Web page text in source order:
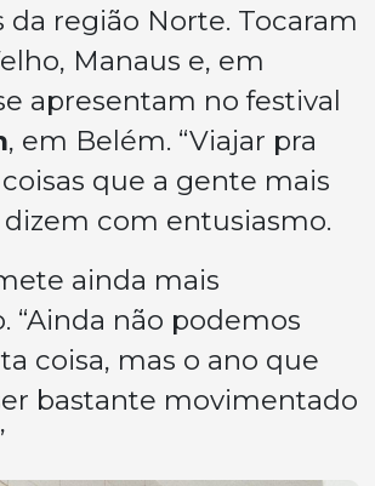
da região Norte. Tocaram
Manaus e, em
apresentam no festival
, em Belém. “Viajar pra
que a gente mais
dizem com entusiasmo.
ainda mais
“Ainda não podemos
coisa, mas o ano que
bastante movimentado